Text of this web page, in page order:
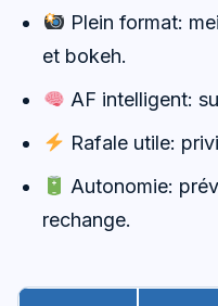
Plein format:
et bokeh.
AF intelligent:
Rafale utile:
Autonomie:
rechange.